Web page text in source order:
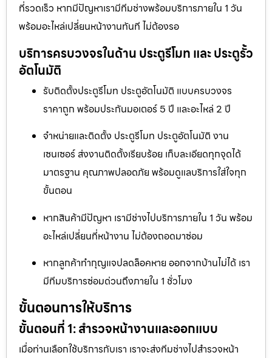
ที่รวดเร็ว หากมีปัญหาเรามีทีมช่างพร้อมบริการภายใน 1 วัน
พร้อมอะไหล่เปลี่ยนหน้างานทันที ไม่ต้องรอ
บริการครบวงจรในด้าน ประตูรีโมท และ ประตูรั้ว
อัตโนมัติ
รับติดตั้งประตูรีโมท ประตูอัตโนมัติ แบบครบวงจร
ราคาถูก พร้อมประกันมอเตอร์ 5 ปี และอะไหล่ 2 ปี
จำหน่ายและติดตั้ง ประตูรีโมท ประตูอัตโนมัติ งาน
เซนเซอร์ ส่งงานติดตั้งเรียบร้อย เก็บละเอียดทุกจุดได้
มาตรฐาน คุณภาพปลอดภัย พร้อมดูแลบริการใส่ใจทุก
ขั้นตอน
หากสินค้ามีปัญหา เรามีช่างไปบริการภายใน 1 วัน พร้อม
อะไหล่เปลี่ยนที่หน้างาน ไม่ต้องถอดมาซ่อม
หากลูกค้าทำกุญแจปลดล็อคหาย ออกจากบ้านไม่ได้ เรา
มีทีมบริการซ่อมด่วนถึงภายใน 1 ชั่วโมง
ขั้นตอนการให้บริการ
ขั้นตอนที่ 1: สำรวจหน้างานและออกแบบ
เมื่อท่านเลือกใช้บริการกับเรา เราจะส่งทีมช่างไปสำรวจหน้า